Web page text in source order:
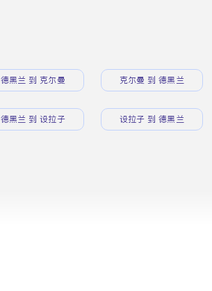
德黑兰 到 克尔曼 克尔曼 到 德黑兰
德黑兰 到 设拉子 设拉子 到 德黑兰